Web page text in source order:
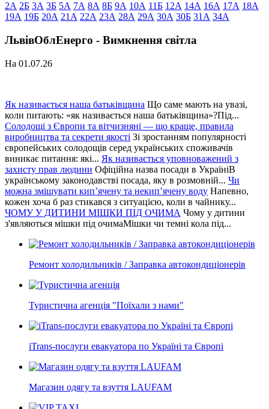
2А 2Б 3А 3Б 5А 7А 8А 8Б 9А 10А 11Б 12А 14А 16А 17А 18А
19А 19Б 20А 21А 22А 23А 28А 29А 30А 30Б 31А 34А
ЛьвівОблЕнерго - Вимкнення світла
На 01.07.26
Як називається наша батьківщина Що саме мають на увазі,
коли питають: «як називається наша батьківщина»?Під...
Солодощі з Європи та вітчизняні — що краще, правила
виробництва та секрети якості Зі зростанням популярності
європейських солодощів серед українських споживачів
виникає питання: які... Як називається уповноважений з
захисту прав людини Офіційна назва посади в УкраїніВ
українському законодавстві посада, яку в розмовній... Чи
можна змішувати кип’ячену та некип’ячену воду Напевно,
кожен хоча б раз стикався з ситуацією, коли в чайнику...
ЧОМУ У ДИТИНИ МІШКИ ПІД ОЧИМА Чому у дитини
з'являються мішки під очимаМішки чи темні кола під...
Ремонт холодильників / Заправка автокондиціонерів
Туристична агенція "Поїхали з нами"
iTrans-послуги евакуатора по Україні та Європі
Магазин одягу та взуття LAUFAM